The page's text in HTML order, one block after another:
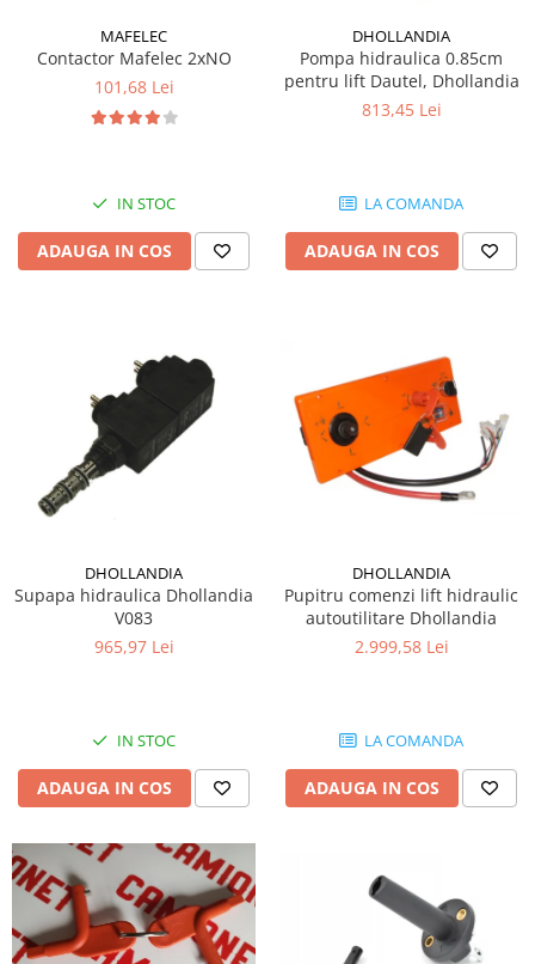
MAFELEC
Contactor Mafelec 2xNO
101,68 Lei
IN STOC
ADAUGA IN COS
DHOLLANDIA
Pompa hidraulica 0.85cm
pentru lift Dautel, Dhollandia
813,45 Lei
LA COMANDA
ADAUGA IN COS
DHOLLANDIA
Supapa hidraulica Dhollandia
V083
965,97 Lei
IN STOC
ADAUGA IN COS
DHOLLANDIA
Pupitru comenzi lift hidraulic
autoutilitare Dhollandia
2.999,58 Lei
LA COMANDA
ADAUGA IN COS